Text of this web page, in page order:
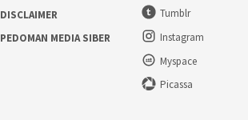
DISCLAIMER
PEDOMAN MEDIA SIBER
Tumblr
Instagram
Myspace
Picassa